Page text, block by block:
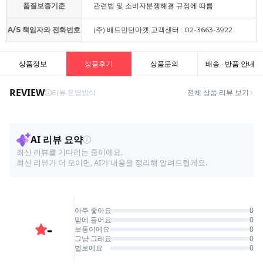
품질보증기준 관련법 및 소비자분쟁해결 규정에 따름
A/S 책임자와 전화번호 (주) 배드민턴마켓 고객센터 : 02-3663-3922
상품정보 상품후기 상품문의 배송 · 반품 안내